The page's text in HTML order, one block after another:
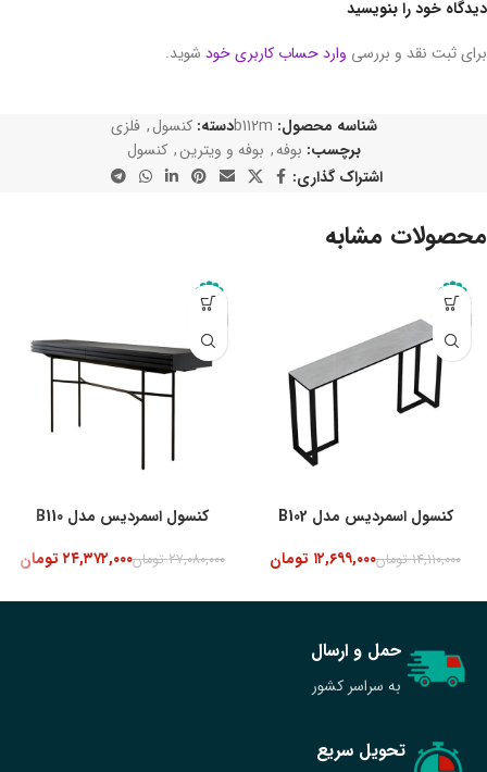
دیدگاه خود را بنویسید
برای ثبت نقد و بررسی وارد حساب کاربری خود شوید.
شناسه محصول: b112mدسته: کنسول, فلزی
برچسب: بوفه, بوفه و ویترین, کنسول
اشتراک گذاری:
محصولات مشابه
-10%
کنسول اسمردیس مدل B102
۱۴,۱۱۰,۰۰۰ تومان۱۲,۶۹۹,۰۰۰ تومان
کنسول اسمردیس مدل B110
۲۷,۰۸۰,۰۰۰ تومان۲۴,۳۷۲,۰۰۰ تومان
تحویل سریع
حمل و ارسال
به سراسر کشور